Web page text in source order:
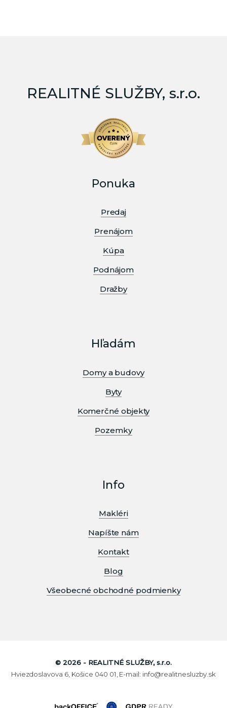
REALITNÉ SLUŽBY, s.r.o.
Ponuka
Predaj
Prenájom
Kúpa
Podnájom
Dražby
Hľadám
Domy a budovy
Byty
Komerčné objekty
Pozemky
Info
Makléri
Napíšte nám
Kontakt
Blog
Všeobecné obchodné podmienky
© 2026 - REALITNÉ SLUŽBY, s.r.o.
Hviezdoslavova 6, Košice 040 01, E-mail: info@realitnesluzby.sk